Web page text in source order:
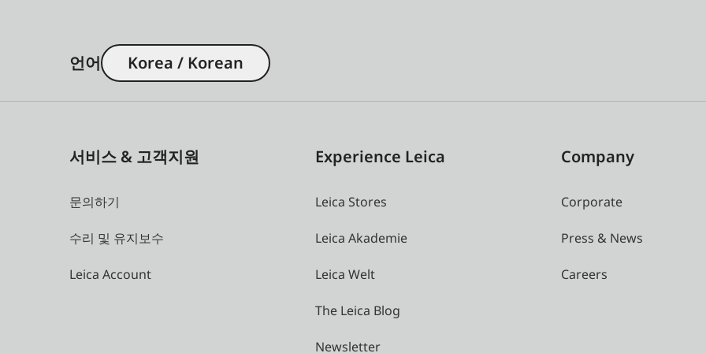
언어 Korea / Korean
서비스 & 고객지원
문의하기
수리 및 유지보수
Leica Account
Experience Leica
Leica Stores
Leica Akademie
Leica Welt
The Leica Blog
Newsletter
Company
Corporate
Press & News
Careers